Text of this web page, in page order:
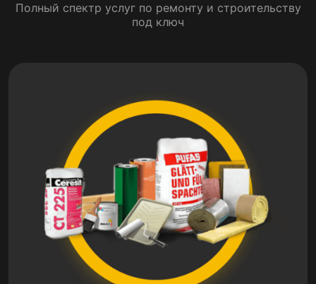
Полный спектр услуг по ремонту и строительству
под ключ